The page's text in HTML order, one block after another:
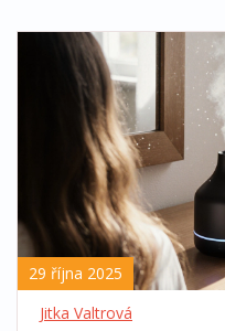
29 října 2025
Jitka Valtrová